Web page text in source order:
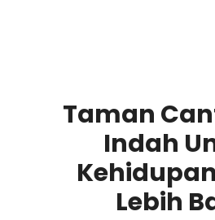
Taman
Indah
Lebih